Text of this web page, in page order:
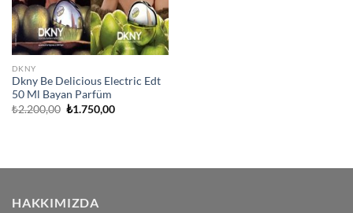
DKNY
Dkny Be Delicious Electric Edt
50 Ml Bayan Parfüm
₺2.200,00 Orijinal
₺1.750,00Şu
HAKKIMIZDA